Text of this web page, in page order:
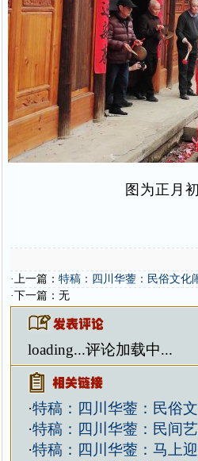
图为正月
·上一篇： 特稿：四川华蓥：民俗文化
·下一篇：无
loading...评论加载中...
·特稿：四川华蓥：民俗
·特稿：四川华蓥：民间
·特稿：四川华蓥：马上